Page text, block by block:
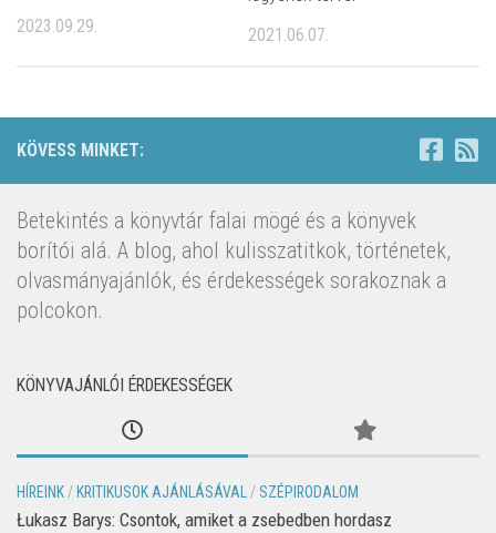
2023.09.29. 2021.06.07.
KÖVESS MINKET:
Betekintés a könyvtár falai mögé és a könyvek
borítói alá. A blog, ahol kulisszatitkok, történetek,
olvasmányajánlók, és érdekességek sorakoznak a
polcokon.
KÖNYVAJÁNLÓI ÉRDEKESSÉGEK
HÍREINK/ KRITIKUSOK AJÁNLÁSÁVAL/ SZÉPIRODALOM
Łukasz Barys: Csontok, amiket a zsebedben hordasz